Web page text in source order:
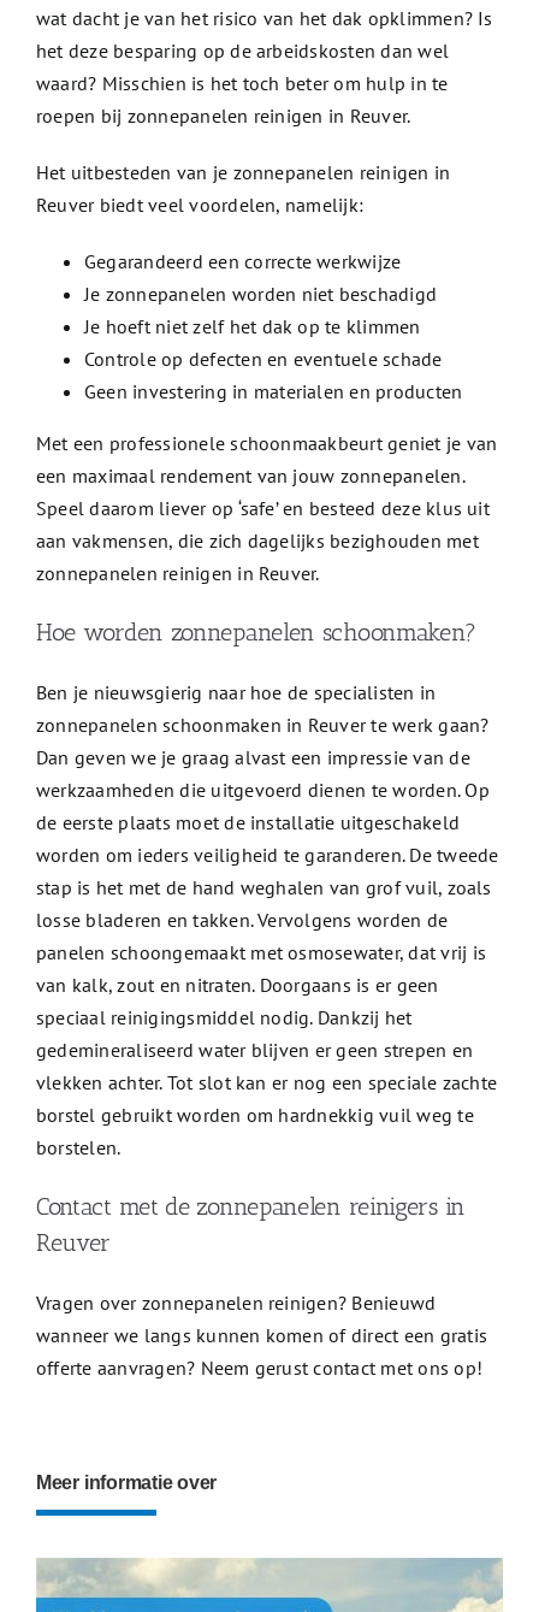
wat dacht je van het risico van het dak opklimmen? Is
het deze besparing op de arbeidskosten dan wel
waard? Misschien is het toch beter om hulp in te
roepen bij zonnepanelen reinigen in Reuver.
Het uitbesteden van je zonnepanelen reinigen in
Reuver biedt veel voordelen, namelijk:
Gegarandeerd een correcte werkwijze
Je zonnepanelen worden niet beschadigd
Je hoeft niet zelf het dak op te klimmen
Controle op defecten en eventuele schade
Geen investering in materialen en producten
Met een professionele schoonmaakbeurt geniet je van
een maximaal rendement van jouw zonnepanelen.
Speel daarom liever op ‘safe’ en besteed deze klus uit
aan vakmensen, die zich dagelijks bezighouden met
zonnepanelen reinigen in Reuver.
Hoe worden zonnepanelen schoonmaken?
Ben je nieuwsgierig naar hoe de specialisten in
zonnepanelen schoonmaken in Reuver te werk gaan?
Dan geven we je graag alvast een impressie van de
werkzaamheden die uitgevoerd dienen te worden. Op
de eerste plaats moet de installatie uitgeschakeld
worden om ieders veiligheid te garanderen. De tweede
stap is het met de hand weghalen van grof vuil, zoals
losse bladeren en takken. Vervolgens worden de
panelen schoongemaakt met osmosewater, dat vrij is
van kalk, zout en nitraten. Doorgaans is er geen
speciaal reinigingsmiddel nodig. Dankzij het
gedemineraliseerd water blijven er geen strepen en
vlekken achter. Tot slot kan er nog een speciale zachte
borstel gebruikt worden om hardnekkig vuil weg te
borstelen.
Contact met de zonnepanelen reinigers in
Reuver
Vragen over zonnepanelen reinigen? Benieuwd
wanneer we langs kunnen komen of direct een gratis
offerte aanvragen? Neem gerust contact met ons op!
Meer informatie over